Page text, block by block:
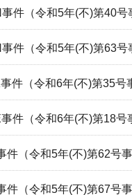
事件（令和5年(不)第40号
事件（令和5年(不)第63号
件（令和6年(不)第35号
件（令和6年(不)第18号
件（令和5年(不)第62号
件（令和5年(不)第67号